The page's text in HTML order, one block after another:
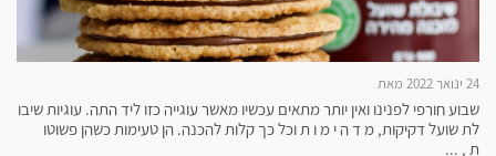
24 ינואר 2022 מאת
שבוע חורפי לפנינו ואין יותר מתאים עכשיו מאשר עוגייה כזו ליד התה. עוגיות שיבו
לת שועל דקיקות, מ ד ה י מ ו ת וכל כך קלות להכנה. הן טעימות כשהן פשוטו
ת , ...